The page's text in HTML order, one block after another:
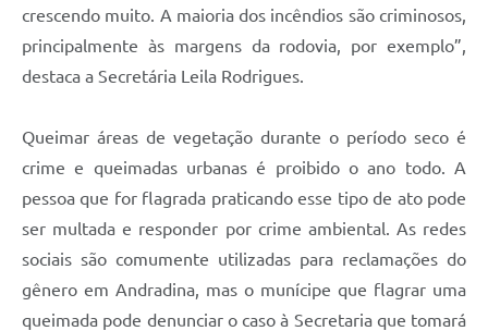
crescendo muito. A maioria dos incêndios são criminosos,
principalmente às margens da rodovia, por exemplo”,
destaca a Secretária Leila Rodrigues.
Queimar áreas de vegetação durante o período seco é
crime e queimadas urbanas é proibido o ano todo. A
pessoa que for flagrada praticando esse tipo de ato pode
ser multada e responder por crime ambiental. As redes
sociais são comumente utilizadas para reclamações do
gênero em Andradina, mas o munícipe que flagrar uma
queimada pode denunciar o caso à Secretaria que tomará